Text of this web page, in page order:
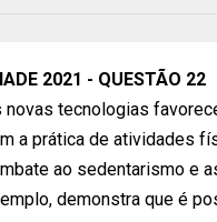
2021 - QUESTÃO 22
novas tecnologias
a prática de atividades
ao sedentarismo e
demonstra que é